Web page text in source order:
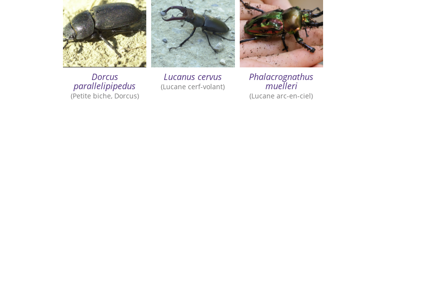
Dorcus
parallelipipedus
(Petite biche, Dorcus)
Lucanus cervus
(Lucane cerf-volant)
Phalacrognathus
muelleri
(Lucane arc-en-ciel)